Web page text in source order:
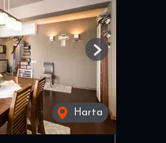
Harta
Next